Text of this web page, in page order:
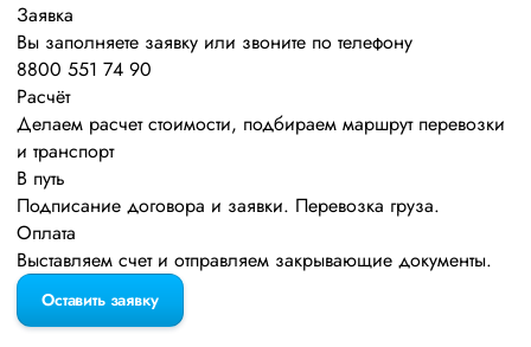
Заявка
Вы заполняете заявку или звоните по телефону
8800 551 74 90
Расчёт
Делаем расчет стоимости, подбираем маршрут перевозки
и транспорт
В путь
Подписание договора и заявки. Перевозка груза.
Оплата
Выставляем счет и отправляем закрывающие документы.
Оставить заявку